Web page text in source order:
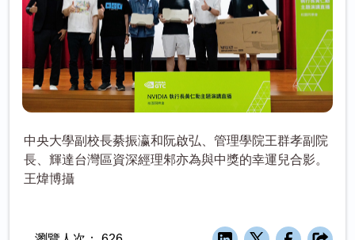
中央大學副校長綦振瀛和阮啟弘、管理學院王群孝副院
長、輝達台灣區資深經理邾亦為與中獎的幸運兒合影。
王煒博攝